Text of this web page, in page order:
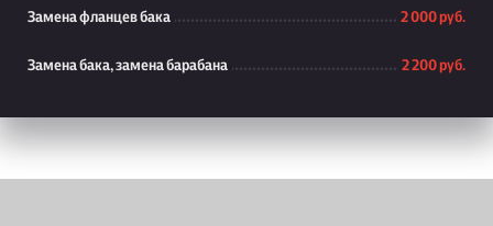
Замена фланцев бака 2 000 руб.
Замена бака, замена барабана 2 200 руб.